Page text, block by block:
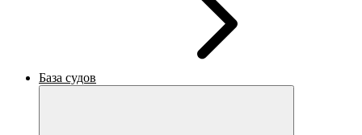
База судов